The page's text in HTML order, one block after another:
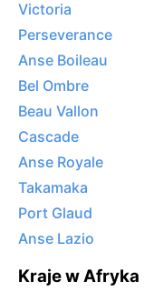
Victoria
Perseverance
Anse Boileau
Bel Ombre
Beau Vallon
Cascade
Anse Royale
Takamaka
Port Glaud
Anse Lazio
Kraje w Afryka